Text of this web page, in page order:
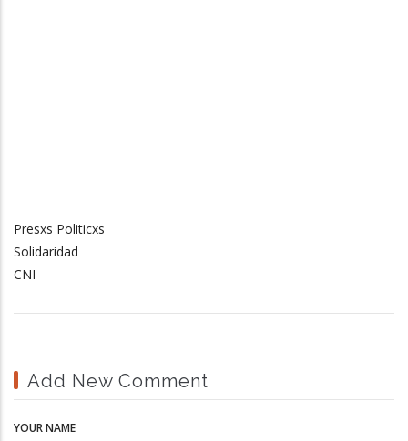
Presxs Politicxs
Solidaridad
CNI
Add New Comment
YOUR NAME